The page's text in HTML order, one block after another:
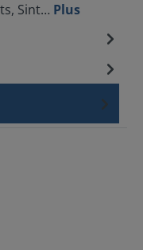
Sint… Plus